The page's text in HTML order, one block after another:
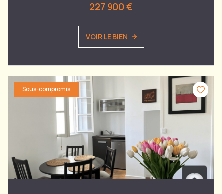
227 900 €
VOIR LE BIEN
Sous-compromis